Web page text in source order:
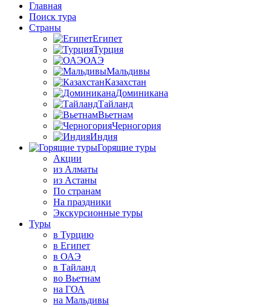
Главная
Поиск тура
Страны
Египет
Турция
ОАЭ
Мальдивы
Казахстан
Доминикана
Тайланд
Вьетнам
Черногория
Индия
Горящие туры
Акции
из Алматы
из Астаны
По странам
На праздники
Экскурсионные туры
Туры
в Турцию
в Египет
в ОАЭ
в Тайланд
во Вьетнам
на ГОА
на Мальдивы